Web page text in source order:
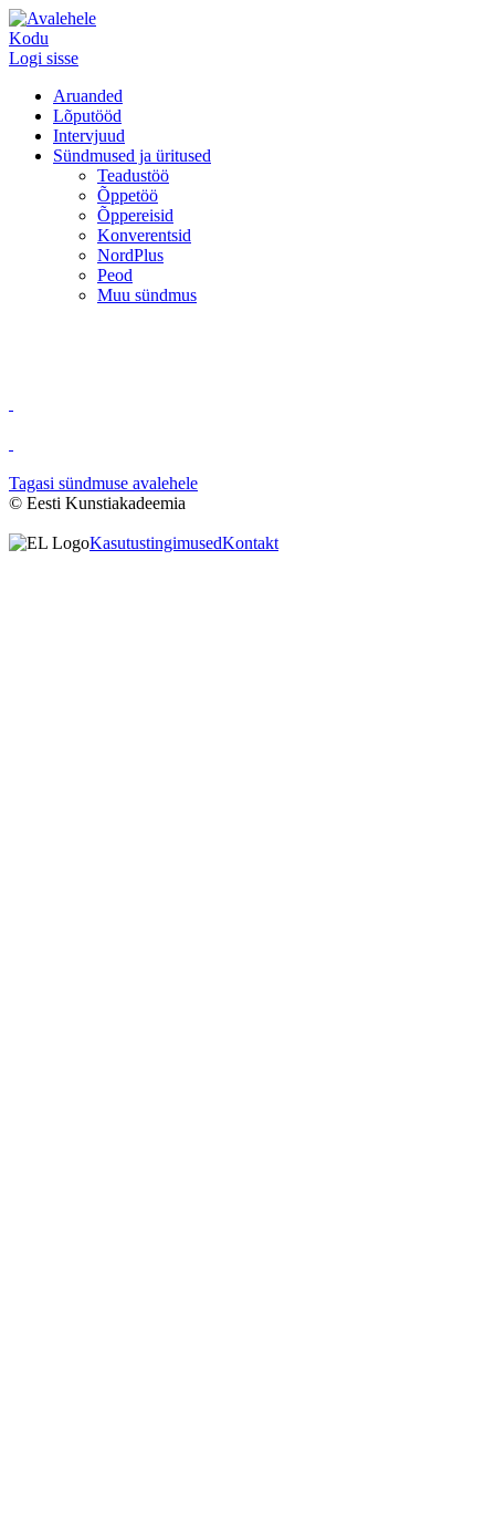
Kodu
Logi sisse
Aruanded
Lõputööd
Intervjuud
Sündmused ja üritused
Teadustöö
Õppetöö
Õppereisid
Konverentsid
NordPlus
Peod
Muu sündmus
Tagasi sündmuse avalehele
© Eesti Kunstiakadeemia
KasutustingimusedKontakt